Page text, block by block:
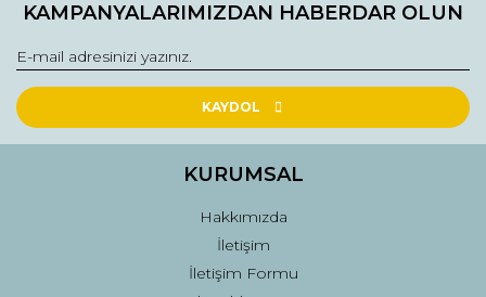
Ürün fiyatı diğer sitelerden daha pahalı.
KAMPANYALARIMIZDAN HABERDAR OLUN
KAYDOL
KURUMSAL
Hakkımızda
İletişim
İletişim Formu